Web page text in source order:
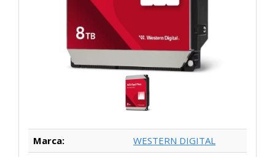
Marca:
WESTERN DIGITAL